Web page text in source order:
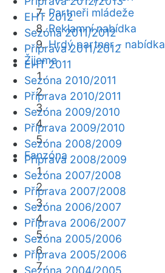
Partneři mládeže
Reklamní nabídka
Hrdý partner - nabídka
Žijeme
Fanzóna
EHT 2012
Sezóna 2011/2012
Příprava 2011/2012
EHT 2011
Sezóna 2010/2011
Příprava 2010/2011
Sezóna 2009/2010
Příprava 2009/2010
Sezóna 2008/2009
Příprava 2008/2009
Sezóna 2007/2008
Příprava 2007/2008
Sezóna 2006/2007
Příprava 2006/2007
Sezóna 2005/2006
Příprava 2005/2006
Sezóna 2004/2005